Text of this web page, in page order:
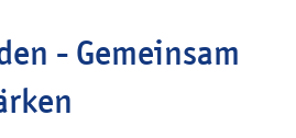
- Gemeinsam